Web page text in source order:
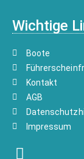
Wichtige
Boote
Kontakt
AGB
Impressum